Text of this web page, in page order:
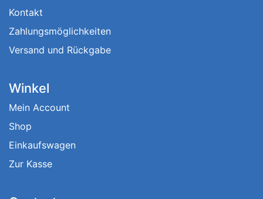
Kontakt
Zahlungsmöglichkeiten
Versand und Rückgabe
Winkel
Mein Account
Shop
Einkaufswagen
Zur Kasse